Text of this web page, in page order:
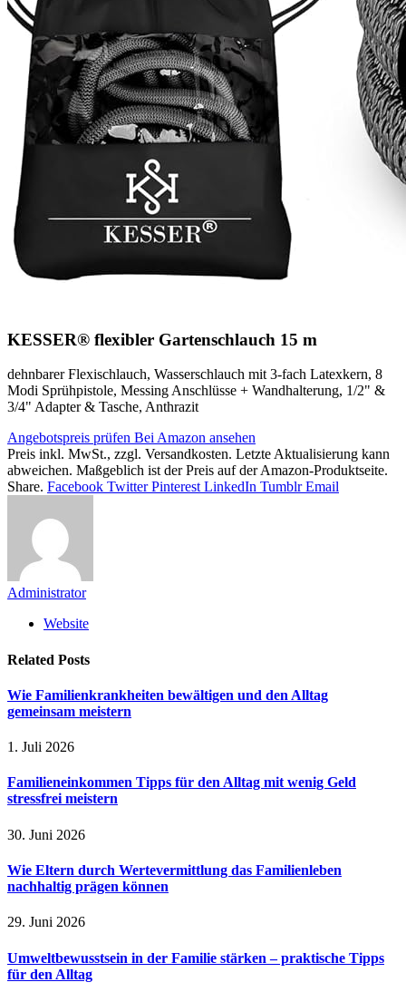
KESSER® flexibler Gartenschlauch 15 m
dehnbarer Flexischlauch, Wasserschlauch mit 3-fach Latexkern, 8
Modi Sprühpistole, Messing Anschlüsse + Wandhalterung, 1/2" &
3/4" Adapter & Tasche, Anthrazit
Angebotspreis prüfen Bei Amazon ansehen
Preis inkl. MwSt., zzgl. Versandkosten. Letzte Aktualisierung kann
abweichen. Maßgeblich ist der Preis auf der Amazon-Produktseite.
Share. Facebook Twitter Pinterest LinkedIn Tumblr Email
Administrator
Website
Related Posts
Wie Familienkrankheiten bewältigen und den Alltag
gemeinsam meistern
1. Juli 2026
Familieneinkommen Tipps für den Alltag mit wenig Geld
stressfrei meistern
30. Juni 2026
Wie Eltern durch Wertevermittlung das Familienleben
nachhaltig prägen können
29. Juni 2026
Umweltbewusstsein in der Familie stärken – praktische Tipps
für den Alltag